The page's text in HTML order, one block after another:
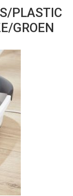
PLASTIC
GROEN